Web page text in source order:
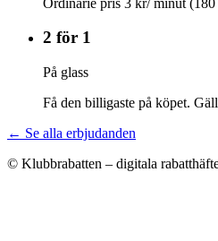
2 för 1
På glass
Få den billigaste på köpet.
← Se alla erbjudanden
© Klubbrabatten – digitala